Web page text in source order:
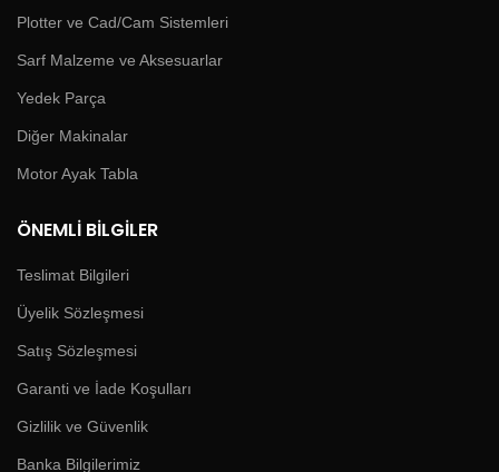
Plotter ve Cad/Cam Sistemleri
Sarf Malzeme ve Aksesuarlar
Yedek Parça
Diğer Makinalar
Motor Ayak Tabla
ÖNEMLI BILGILER
Teslimat Bilgileri
Üyelik Sözleşmesi
Satış Sözleşmesi
Garanti ve İade Koşulları
Gizlilik ve Güvenlik
Banka Bilgilerimiz